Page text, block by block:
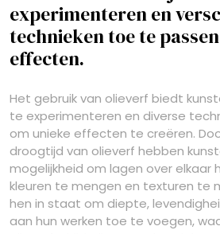
experimenteren en
technieken toe te
effecten.
Het gebruik van olieverf biedt
te experimenteren en diverse
om unieke effecten te creëren.
droogtijd van olieverf hebben
mogelijkheid om lagen over elkaar
kleuren te mengen en texturen te
hen in staat om diepte,
aan hun werken toe te voegen,